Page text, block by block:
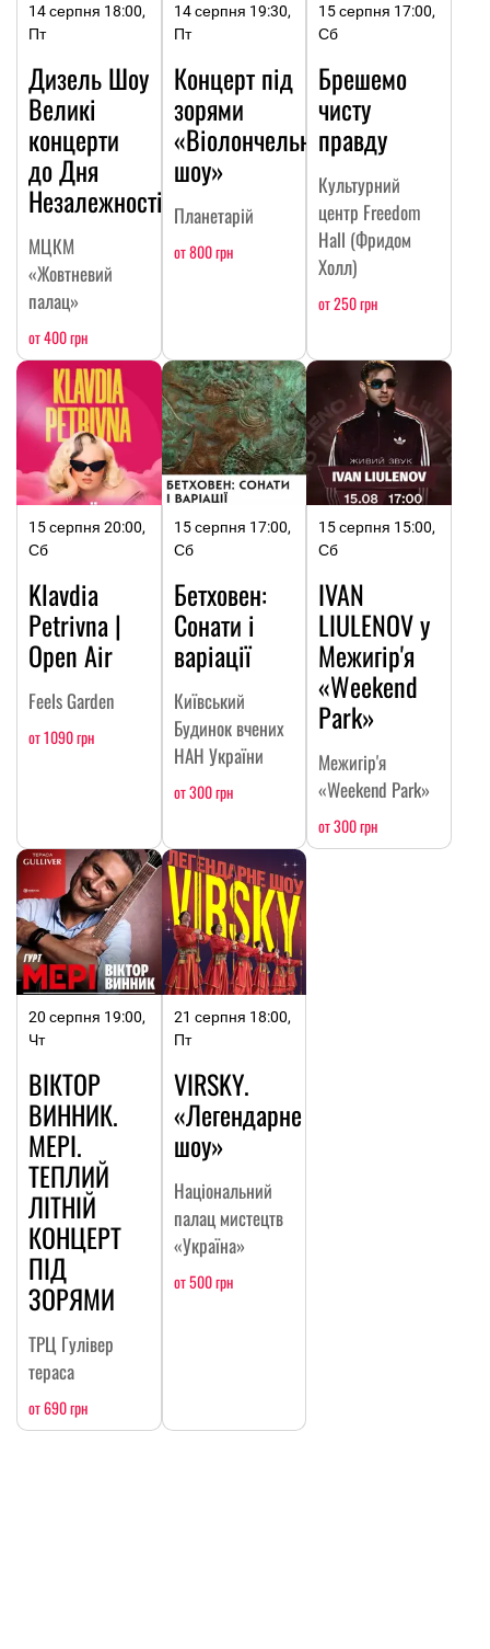
14 серпня 18:00,
Пт
Дизель Шоу
Великі
концерти
до Дня
Незалежності
МЦКМ
«Жовтневий
палац»
от 400 грн
14 серпня 19:30,
Пт
Концерт під
зорями
«Віолончельне
шоу»
Планетарій
от 800 грн
15 серпня 17:00,
Сб
Брешемо
чисту
правду
Культурний
центр Freedom
Hall (Фридом
Холл)
от 250 грн
15 серпня 20:00,
Сб
Klavdia
Petrivna |
Open Air
Feels Garden
от 1090 грн
15 серпня 17:00,
Сб
Бетховен:
Сонати і
варіації
Київський
Будинок вчених
НАН України
от 300 грн
15 серпня 15:00,
Сб
IVAN
LIULENOV у
Межигір'я
«Weekend
Park»
Межигір'я
«Weekend Park»
от 300 грн
20 серпня 19:00,
Чт
ВІКТОР
ВИННИК.
МЕРІ.
ТЕПЛИЙ
ЛІТНІЙ
КОНЦЕРТ
ПІД
ЗОРЯМИ
ТРЦ Гулівер
тераса
от 690 грн
21 серпня 18:00,
Пт
VIRSKY.
«Легендарне
шоу»
Національний
палац мистецтв
«Україна»
от 500 грн